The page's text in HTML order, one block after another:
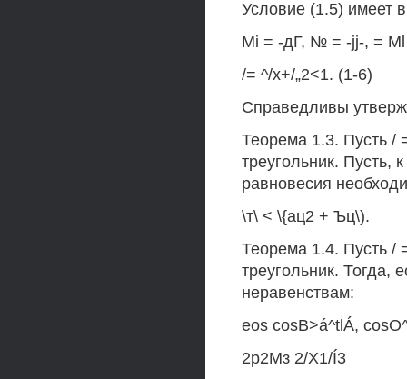
Условие (1.5) имеет
Mi = -дГ, № = -jj-, =
/= ^/х+/„2<1. (1-6)
Справедливы
Теорема 1.3. Пусть /
треугольник. Пусть,
равновесия
\т\ < \{ац2 + Ъц\).
Теорема 1.4. Пусть /
треугольник. Тогда,
неравенствам:
eos cosB>á^tlÁ,
2р2Мз 2/X1/Í3